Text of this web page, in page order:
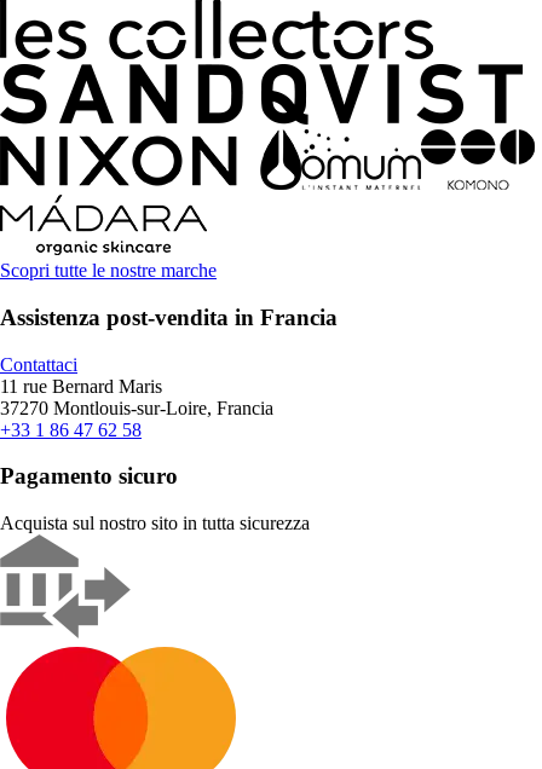
Scopri tutte le nostre marche
Assistenza post-vendita in Francia
Contattaci
11 rue Bernard Maris
37270 Montlouis-sur-Loire, Francia
+33 1 86 47 62 58
Pagamento sicuro
Acquista sul nostro sito in tutta sicurezza